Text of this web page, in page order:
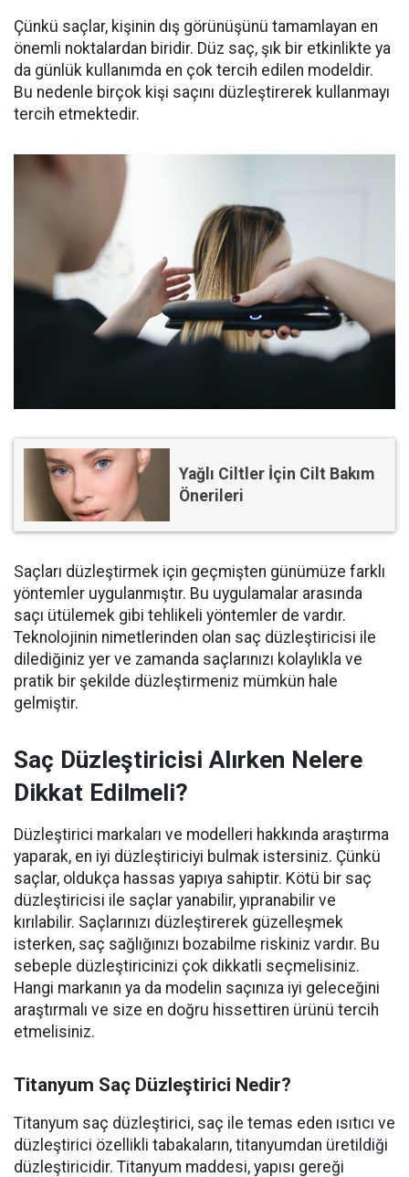
Çünkü saçlar, kişinin dış görünüşünü tamamlayan en
önemli noktalardan biridir. Düz saç, şık bir etkinlikte ya
da günlük kullanımda en çok tercih edilen modeldir.
Bu nedenle birçok kişi saçını düzleştirerek kullanmayı
tercih etmektedir.
Yağlı Ciltler İçin Cilt Bakım
Önerileri
Saçları düzleştirmek için geçmişten günümüze farklı
yöntemler uygulanmıştır. Bu uygulamalar arasında
saçı ütülemek gibi tehlikeli yöntemler de vardır.
Teknolojinin nimetlerinden olan saç düzleştiricisi ile
dilediğiniz yer ve zamanda saçlarınızı kolaylıkla ve
pratik bir şekilde düzleştirmeniz mümkün hale
gelmiştir.
Saç Düzleştiricisi Alırken Nelere
Dikkat Edilmeli?
Düzleştirici markaları ve modelleri hakkında araştırma
yaparak, en iyi düzleştiriciyi bulmak istersiniz. Çünkü
saçlar, oldukça hassas yapıya sahiptir. Kötü bir saç
düzleştiricisi ile saçlar yanabilir, yıpranabilir ve
kırılabilir. Saçlarınızı düzleştirerek güzelleşmek
isterken, saç sağlığınızı bozabilme riskiniz vardır. Bu
sebeple düzleştiricinizi çok dikkatli seçmelisiniz.
Hangi markanın ya da modelin saçınıza iyi geleceğini
araştırmalı ve size en doğru hissettiren ürünü tercih
etmelisiniz.
Titanyum Saç Düzleştirici Nedir?
Titanyum saç düzleştirici, saç ile temas eden ısıtıcı ve
düzleştirici özellikli tabakaların, titanyumdan üretildiği
düzleştiricidir. Titanyum maddesi, yapısı gereği